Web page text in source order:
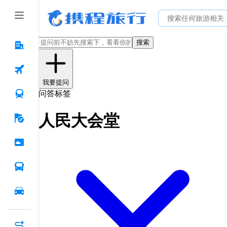
搜索
我要提问
问答标签
人民大会堂